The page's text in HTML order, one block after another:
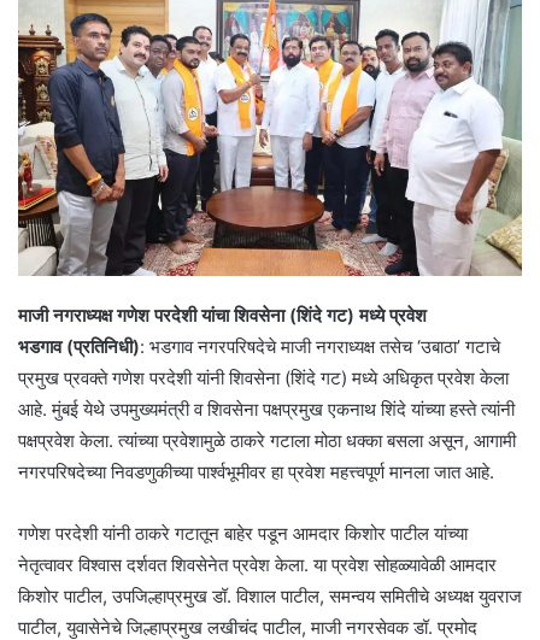
माजी नगराध्यक्ष गणेश परदेशी यांचा शिवसेना (शिंदे गट) मध्ये प्रवेश
भडगाव (प्रतिनिधी): भडगाव नगरपरिषदेचे माजी नगराध्यक्ष तसेच ‘उबाठा’ गटाचे
प्रमुख प्रवक्ते गणेश परदेशी यांनी शिवसेना (शिंदे गट) मध्ये अधिकृत प्रवेश केला
आहे. मुंबई येथे उपमुख्यमंत्री व शिवसेना पक्षप्रमुख एकनाथ शिंदे यांच्या हस्ते त्यांनी
पक्षप्रवेश केला. त्यांच्या प्रवेशामुळे ठाकरे गटाला मोठा धक्का बसला असून, आगामी
नगरपरिषदेच्या निवडणुकीच्या पार्श्वभूमीवर हा प्रवेश महत्त्वपूर्ण मानला जात आहे.
गणेश परदेशी यांनी ठाकरे गटातून बाहेर पडून आमदार किशोर पाटील यांच्या
नेतृत्वावर विश्वास दर्शवत शिवसेनेत प्रवेश केला. या प्रवेश सोहळ्यावेळी आमदार
किशोर पाटील, उपजिल्हाप्रमुख डॉ. विशाल पाटील, समन्वय समितीचे अध्यक्ष युवराज
पाटील, युवासेनेचे जिल्हाप्रमुख लखीचंद पाटील, माजी नगरसेवक डॉ. प्रमोद